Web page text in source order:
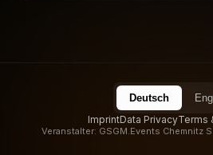
Deutsch
ImprintData PrivacyTerms
Veranstalter: GSGM.Events Chemnitz